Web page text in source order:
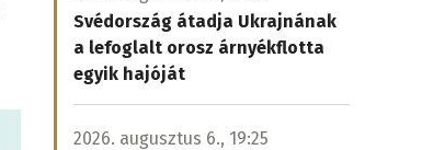
Svédország átadja Ukrajnának
a lefoglalt orosz árnyékflotta
egyik hajóját
2026. augusztus 6., 19:25